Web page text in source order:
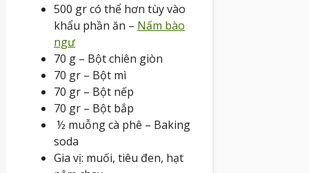
500 gr có thể hơn tùy vào
khẩu phần ăn – Nấm bào
ngư
70 g – Bột chiên giòn
70 gr – Bột mì
70 gr – Bột nếp
70 gr – Bột bắp
½ muỗng cà phê – Baking
soda
Gia vị: muối, tiêu đen, hạt